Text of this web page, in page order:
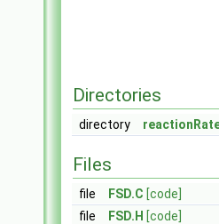
Directories
directory
Files
file FSD.C [code]
file
FSD.H [code]